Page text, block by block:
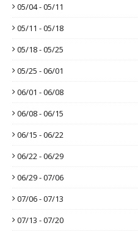
05/04 - 05/11
05/11 - 05/18
05/18 - 05/25
05/25 - 06/01
06/01 - 06/08
06/08 - 06/15
06/15 - 06/22
06/22 - 06/29
06/29 - 07/06
07/06 - 07/13
07/13 - 07/20